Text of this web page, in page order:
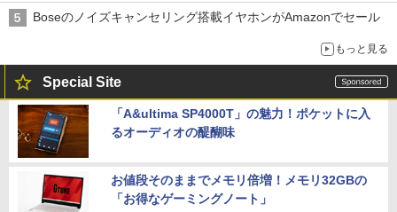
Boseのノイズキャンセリング搭載イヤホンがAmazonでセール
もっと見る
Special Site
「A&ultima SP4000T」の魅力！ポケットに入
るオーディオの醍醐味
お値段そのままでメモリ倍増！メモリ32GBの
「お得なゲーミングノート」